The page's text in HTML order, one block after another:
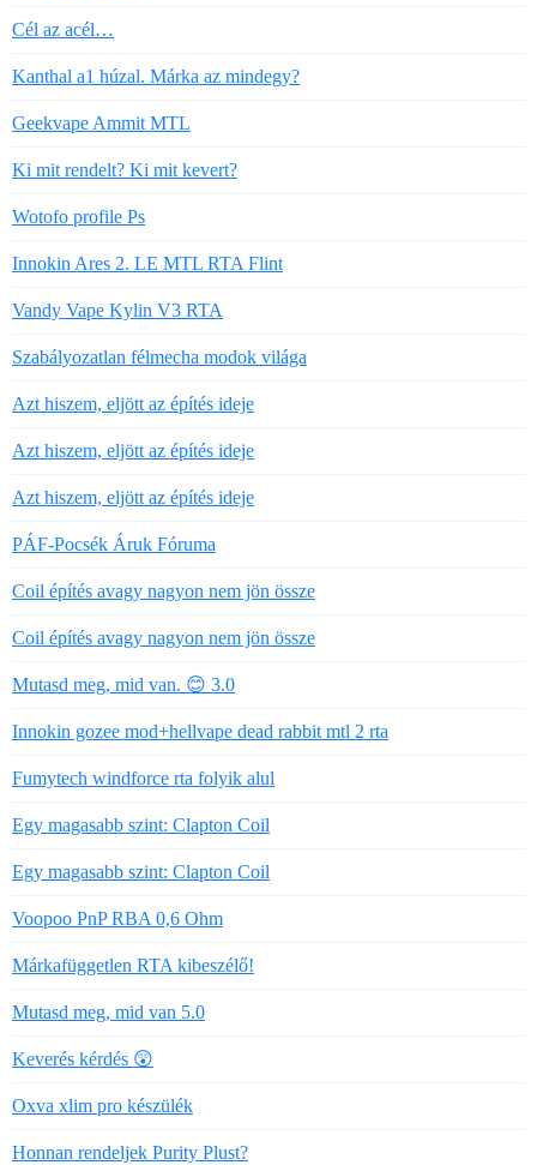
Cél az acél…
Kanthal a1 húzal. Márka az mindegy?
Geekvape Ammit MTL
Ki mit rendelt? Ki mit kevert?
Wotofo profile Ps
Innokin Ares 2. LE MTL RTA Flint
Vandy Vape Kylin V3 RTA
Szabályozatlan félmecha modok világa
Azt hiszem, eljött az építés ideje
Azt hiszem, eljött az építés ideje
Azt hiszem, eljött az építés ideje
PÁF-Pocsék Áruk Fóruma
Coil építés avagy nagyon nem jön össze
Coil építés avagy nagyon nem jön össze
Mutasd meg, mid van. 😊 3.0
Innokin gozee mod+hellvape dead rabbit mtl 2 rta
Fumytech windforce rta folyik alul
Egy magasabb szint: Clapton Coil
Egy magasabb szint: Clapton Coil
Voopoo PnP RBA 0,6 Ohm
Márkafüggetlen RTA kibeszélő!
Mutasd meg, mid van 5.0
Keverés kérdés 😲
Oxva xlim pro készülék
Honnan rendeljek Purity Plust?